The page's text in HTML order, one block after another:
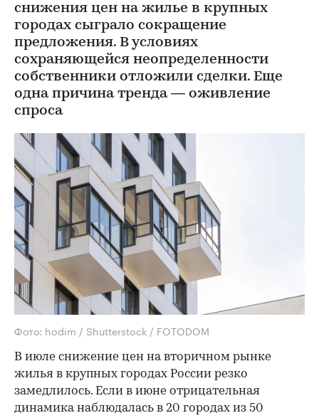
снижения цен на жилье в крупных
городах сыграло сокращение
предложения. В условиях
сохраняющейся неопределенности
собственники отложили сделки. Еще
одна причина тренда — оживление
спроса
Фото: hodim / Shutterstock / FOTODOM
В июле снижение цен на вторичном рынке
жилья в крупных городах России резко
замедлилось. Если в июне отрицательная
динамика наблюдалась в 20 городах из 50